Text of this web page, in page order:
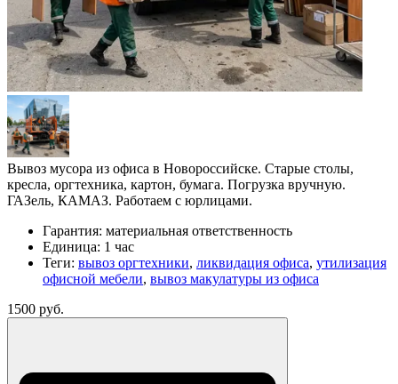
Вывоз мусора из офиса в Новороссийске. Старые столы,
кресла, оргтехника, картон, бумага. Погрузка вручную.
ГАЗель, КАМАЗ. Работаем с юрлицами.
Гарантия: материальная ответственность
Единица: 1 час
Теги: вывоз оргтехники, ликвидация офиса, утилизация
офисной мебели, вывоз макулатуры из офиса
1500 руб.